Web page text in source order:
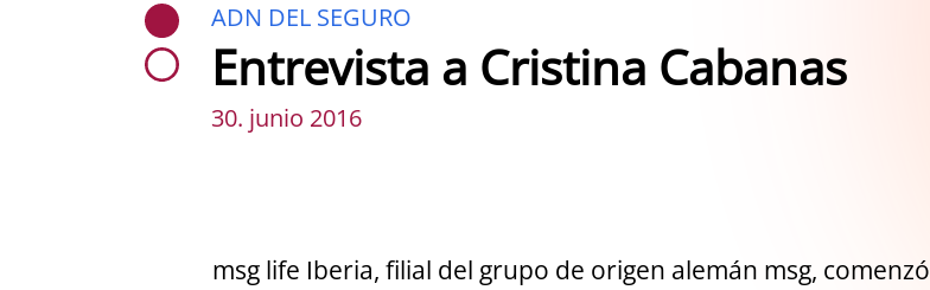
ADN DEL SEGURO
Entrevista a Cristina Cabanas
30. junio 2016
msg life Iberia, filial del grupo de origen alemán msg, comenzó